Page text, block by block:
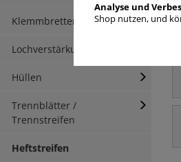
Klemmbretter / -mappen
Lochverstärkung
Hüllen
Trennblätter /
Trennstreifen
Heftstreifen
Analyse und
Shop nutzen, und